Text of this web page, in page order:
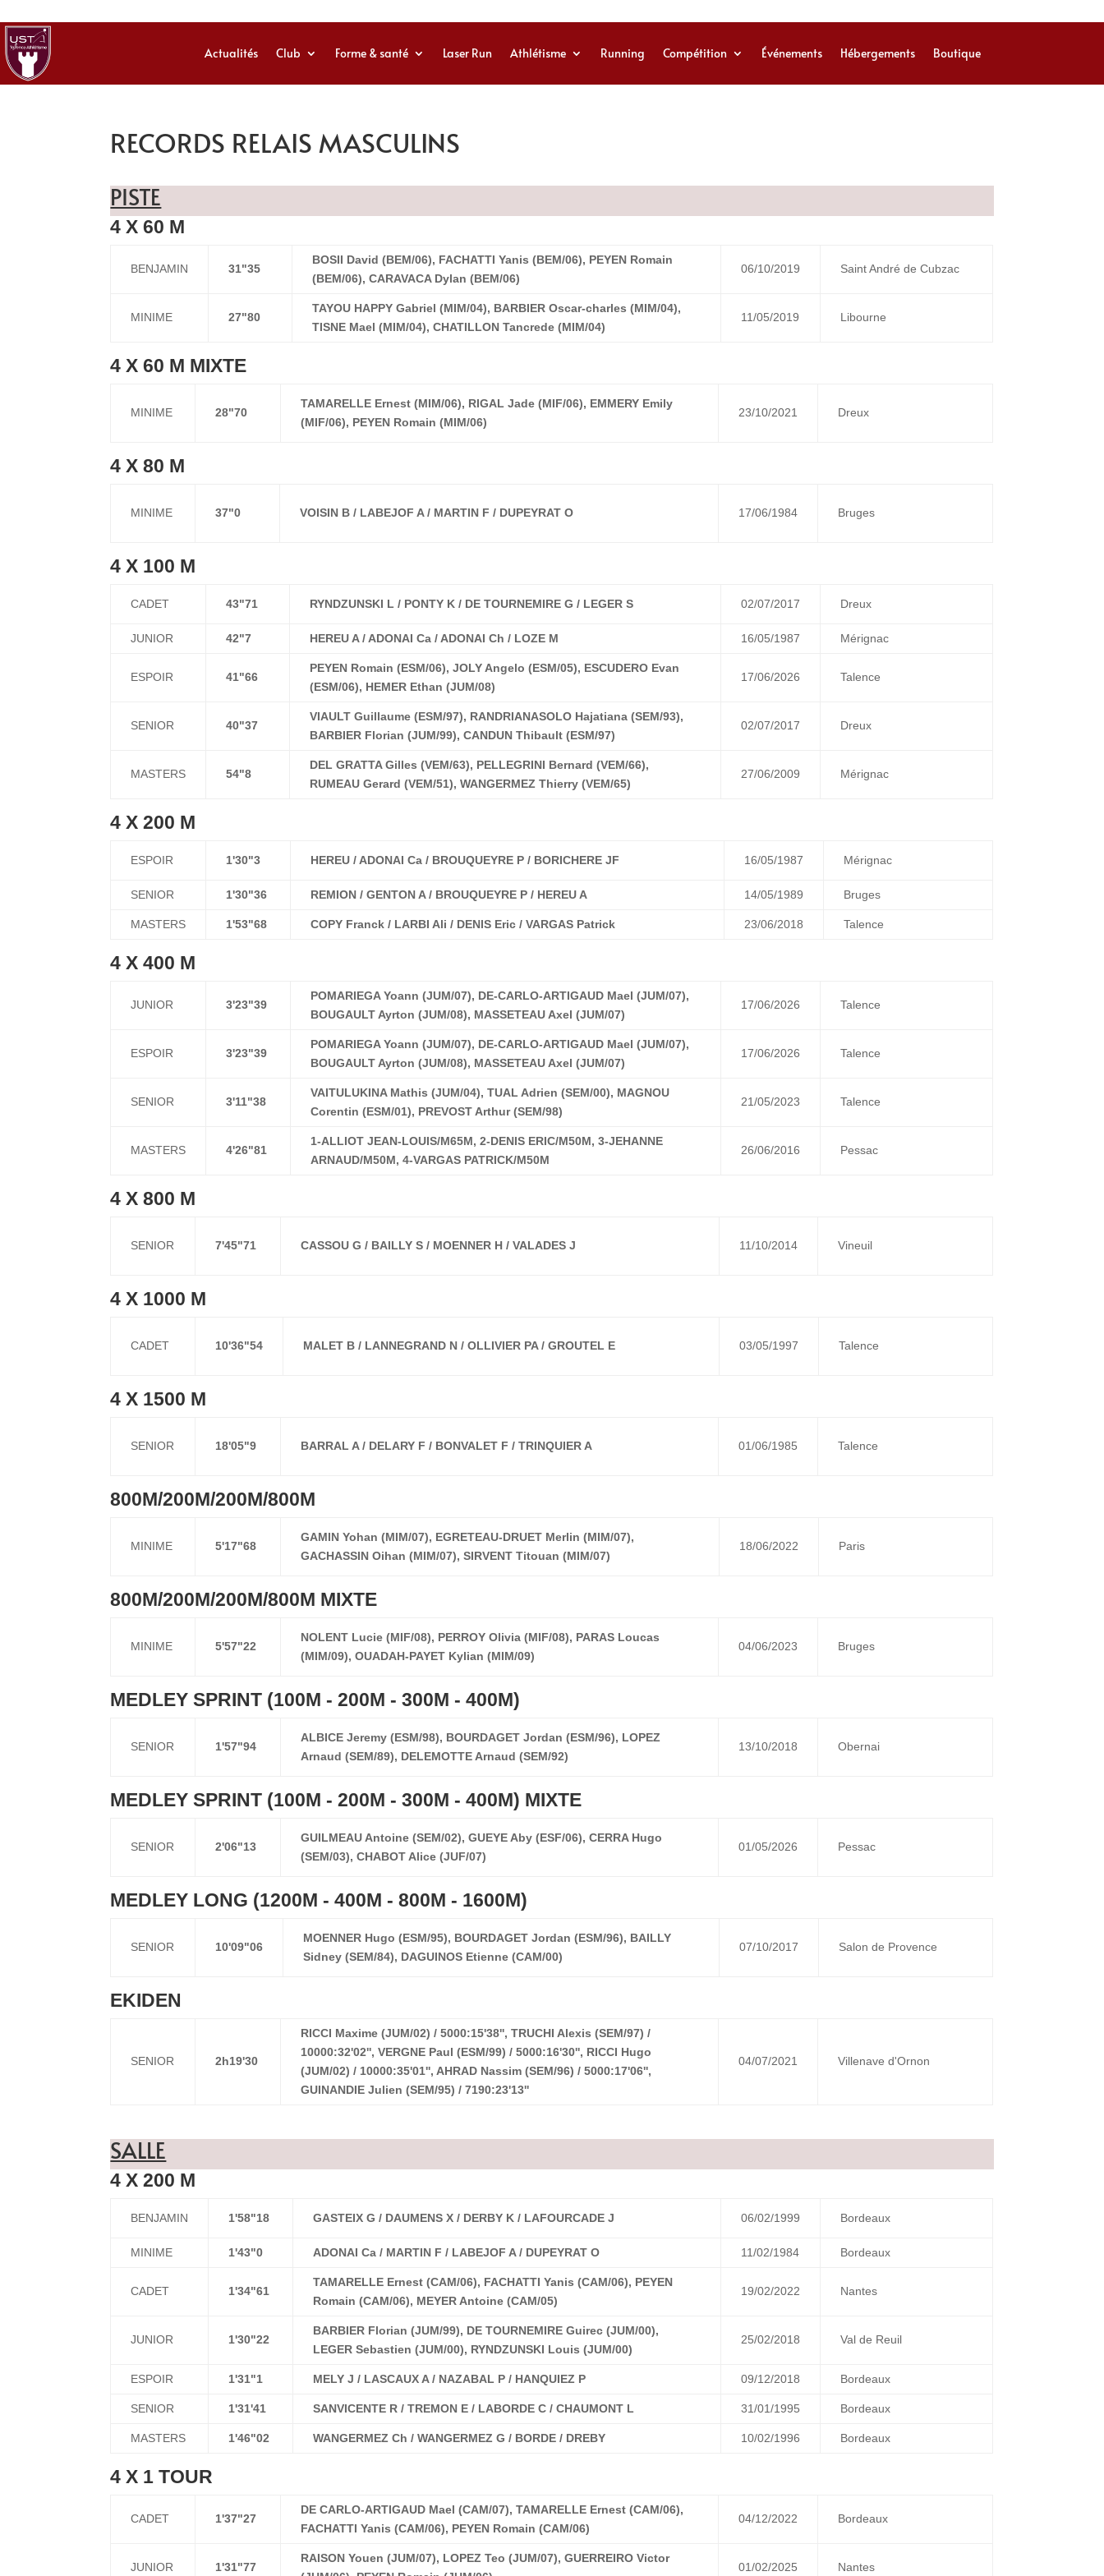
Actualités Club Forme & santé Laser Run Athlétisme Running Compétition Événements Hébergements Boutique
RECORDS RELAIS MASCULINS
PISTE
4 X 60 M
BENJAMIN 31"35
BOSII David (BEM/06), FACHATTI Yanis (BEM/06), PEYEN Romain
(BEM/06), CARAVACA Dylan (BEM/06)
06/10/2019 Saint André de Cubzac
MINIME 27"80
TAYOU HAPPY Gabriel (MIM/04), BARBIER Oscar-charles (MIM/04),
TISNE Mael (MIM/04), CHATILLON Tancrede (MIM/04)
11/05/2019 Libourne
4 X 60 M MIXTE
MINIME 28"70
TAMARELLE Ernest (MIM/06), RIGAL Jade (MIF/06), EMMERY Emily
(MIF/06), PEYEN Romain (MIM/06)
23/10/2021 Dreux
4 X 80 M
MINIME 37"0 VOISIN B / LABEJOF A / MARTIN F / DUPEYRAT O 17/06/1984 Bruges
4 X 100 M
CADET 43"71 RYNDZUNSKI L / PONTY K / DE TOURNEMIRE G / LEGER S 02/07/2017 Dreux
JUNIOR 42"7 HEREU A / ADONAI Ca / ADONAI Ch / LOZE M 16/05/1987 Mérignac
ESPOIR 41"66
PEYEN Romain (ESM/06), JOLY Angelo (ESM/05), ESCUDERO Evan
(ESM/06), HEMER Ethan (JUM/08)
17/06/2026 Talence
SENIOR 40"37
VIAULT Guillaume (ESM/97), RANDRIANASOLO Hajatiana (SEM/93),
BARBIER Florian (JUM/99), CANDUN Thibault (ESM/97)
02/07/2017 Dreux
MASTERS 54"8
DEL GRATTA Gilles (VEM/63), PELLEGRINI Bernard (VEM/66),
RUMEAU Gerard (VEM/51), WANGERMEZ Thierry (VEM/65)
27/06/2009 Mérignac
4 X 200 M
ESPOIR 1'30"3 HEREU / ADONAI Ca / BROUQUEYRE P / BORICHERE JF 16/05/1987 Mérignac
SENIOR 1'30"36 REMION / GENTON A / BROUQUEYRE P / HEREU A 14/05/1989 Bruges
MASTERS 1'53"68 COPY Franck / LARBI Ali / DENIS Eric / VARGAS Patrick 23/06/2018 Talence
4 X 400 M
JUNIOR 3'23"39
POMARIEGA Yoann (JUM/07), DE-CARLO-ARTIGAUD Mael (JUM/07),
BOUGAULT Ayrton (JUM/08), MASSETEAU Axel (JUM/07)
17/06/2026 Talence
ESPOIR 3'23"39
POMARIEGA Yoann (JUM/07), DE-CARLO-ARTIGAUD Mael (JUM/07),
BOUGAULT Ayrton (JUM/08), MASSETEAU Axel (JUM/07)
17/06/2026 Talence
SENIOR 3'11"38
VAITULUKINA Mathis (JUM/04), TUAL Adrien (SEM/00), MAGNOU
Corentin (ESM/01), PREVOST Arthur (SEM/98)
21/05/2023 Talence
MASTERS 4'26"81
1-ALLIOT JEAN-LOUIS/M65M, 2-DENIS ERIC/M50M, 3-JEHANNE
ARNAUD/M50M, 4-VARGAS PATRICK/M50M
26/06/2016 Pessac
4 X 800 M
SENIOR 7'45"71 CASSOU G / BAILLY S / MOENNER H / VALADES J 11/10/2014 Vineuil
4 X 1000 M
CADET 10'36"54 MALET B / LANNEGRAND N / OLLIVIER PA / GROUTEL E 03/05/1997 Talence
4 X 1500 M
SENIOR 18'05"9 BARRAL A / DELARY F / BONVALET F / TRINQUIER A 01/06/1985 Talence
800M/200M/200M/800M
MINIME 5'17"68
GAMIN Yohan (MIM/07), EGRETEAU-DRUET Merlin (MIM/07),
GACHASSIN Oihan (MIM/07), SIRVENT Titouan (MIM/07)
18/06/2022 Paris
800M/200M/200M/800M MIXTE
MINIME 5'57"22
NOLENT Lucie (MIF/08), PERROY Olivia (MIF/08), PARAS Loucas
(MIM/09), OUADAH-PAYET Kylian (MIM/09)
04/06/2023 Bruges
MEDLEY SPRINT (100M - 200M - 300M - 400M)
SENIOR 1'57"94
ALBICE Jeremy (ESM/98), BOURDAGET Jordan (ESM/96), LOPEZ
Arnaud (SEM/89), DELEMOTTE Arnaud (SEM/92)
13/10/2018 Obernai
MEDLEY SPRINT (100M - 200M - 300M - 400M) MIXTE
SENIOR 2'06"13
GUILMEAU Antoine (SEM/02), GUEYE Aby (ESF/06), CERRA Hugo
(SEM/03), CHABOT Alice (JUF/07)
01/05/2026 Pessac
MEDLEY LONG (1200M - 400M - 800M - 1600M)
SENIOR 10'09"06
MOENNER Hugo (ESM/95), BOURDAGET Jordan (ESM/96), BAILLY
Sidney (SEM/84), DAGUINOS Etienne (CAM/00)
07/10/2017 Salon de Provence
EKIDEN
SENIOR 2h19'30
RICCI Maxime (JUM/02) / 5000:15'38'', TRUCHI Alexis (SEM/97) /
10000:32'02'', VERGNE Paul (ESM/99) / 5000:16'30'', RICCI Hugo
(JUM/02) / 10000:35'01'', AHRAD Nassim (SEM/96) / 5000:17'06'',
GUINANDIE Julien (SEM/95) / 7190:23'13''
04/07/2021 Villenave d'Ornon
SALLE
4 X 200 M
BENJAMIN 1'58"18 GASTEIX G / DAUMENS X / DERBY K / LAFOURCADE J 06/02/1999 Bordeaux
MINIME 1'43"0 ADONAI Ca / MARTIN F / LABEJOF A / DUPEYRAT O 11/02/1984 Bordeaux
CADET 1'34"61
TAMARELLE Ernest (CAM/06), FACHATTI Yanis (CAM/06), PEYEN
Romain (CAM/06), MEYER Antoine (CAM/05)
19/02/2022 Nantes
JUNIOR 1'30"22
BARBIER Florian (JUM/99), DE TOURNEMIRE Guirec (JUM/00),
LEGER Sebastien (JUM/00), RYNDZUNSKI Louis (JUM/00)
25/02/2018 Val de Reuil
ESPOIR 1'31"1 MELY J / LASCAUX A / NAZABAL P / HANQUIEZ P 09/12/2018 Bordeaux
SENIOR 1'31'41 SANVICENTE R / TREMON E / LABORDE C / CHAUMONT L 31/01/1995 Bordeaux
MASTERS 1'46"02 WANGERMEZ Ch / WANGERMEZ G / BORDE / DREBY 10/02/1996 Bordeaux
4 X 1 TOUR
CADET 1'37"27
DE CARLO-ARTIGAUD Mael (CAM/07), TAMARELLE Ernest (CAM/06),
FACHATTI Yanis (CAM/06), PEYEN Romain (CAM/06)
04/12/2022 Bordeaux
JUNIOR 1'31"77
RAISON Youen (JUM/07), LOPEZ Teo (JUM/07), GUERREIRO Victor
01/02/2025 Nantes